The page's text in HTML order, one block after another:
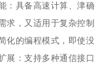
：具备高速计算、津确
求，又适用于复杂控制
化的编程模式，即使没
展：支持多种通信接口